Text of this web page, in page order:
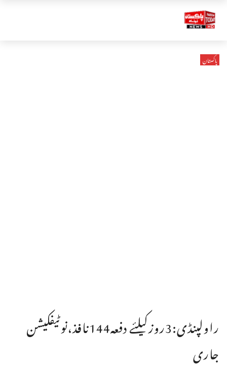
پاکستان
راولپنڈی:3روزکیلئے دفعہ144نافذ،نوٹیفکیشن
جاری